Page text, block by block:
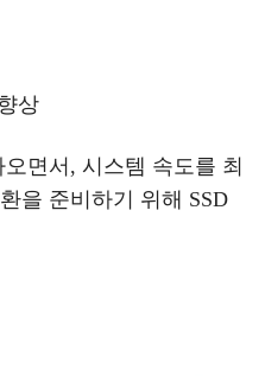
상
면서, 시스템 속도를 최
을 준비하기 위해 SSD